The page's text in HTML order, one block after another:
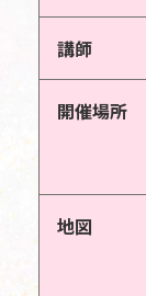
講師
開催場所
地図